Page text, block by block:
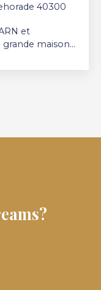
40300
et
grande maison
ces quatre